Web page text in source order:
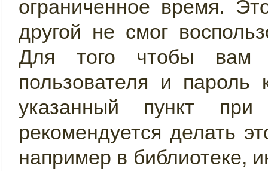
ограниченное время.
другой не смог
Для того чтобы вам
пользователя и
указанный пункт
рекомендуется делать
например в библиотеке,